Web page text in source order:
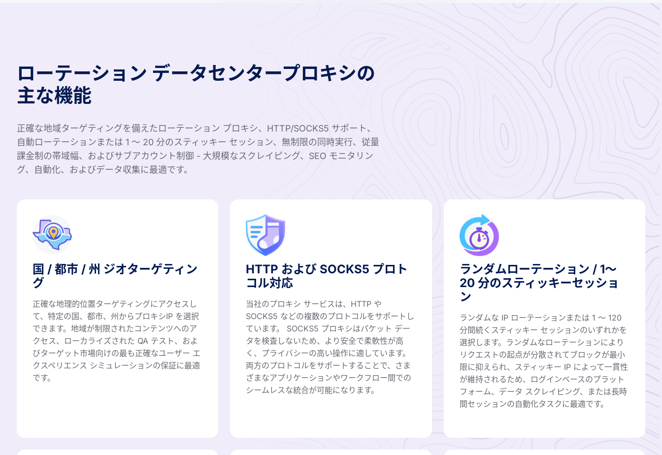
ローテーション データセンタープロキシの
主な機能
正確な地域ターゲティングを備えたローテーション プロキシ、HTTP/SOCKS5 サポート、
自動ローテーションまたは 1 ～ 20 分のスティッキー セッション、無制限の同時実行、従量
課金制の帯域幅、およびサブアカウント制御 - 大規模なスクレイピング、SEO モニタリン
グ、自動化、およびデータ収集に最適です。
国 / 都市 / 州 ジオターゲティン
グ
正確な地理的位置ターゲティングにアクセスし
て、特定の国、都市、州からプロキシIP を選択
できます。地域が制限されたコンテンツへのア
クセス、ローカライズされた QA テスト、およ
びターゲット市場向けの最も正確なユーザー エ
クスペリエンス シミュレーションの保証に最適
です。
HTTP および SOCKS5 プロト
コル対応
当社のプロキシ サービスは、HTTP や
SOCKS5 などの複数のプロトコルをサポートし
ています。 SOCKS5 プロキシはパケット デー
タを検査しないため、より安全で柔軟性が高
く、プライバシーの高い操作に適しています。
両方のプロトコルをサポートすることで、さま
ざまなアプリケーションやワークフロー間での
シームレスな統合が可能になります。
ランダムローテーション / 1〜
20 分のスティッキーセッショ
ン
ランダムな IP ローテーションまたは 1 ～ 120
分間続くスティッキー セッションのいずれかを
選択します。ランダムなローテーションにより
リクエストの起点が分散されてブロックが最小
限に抑えられ、スティッキー IP によって一貫性
が維持されるため、ログインベースのプラット
フォーム、データ スクレイピング、または長時
間セッションの自動化タスクに最適です。